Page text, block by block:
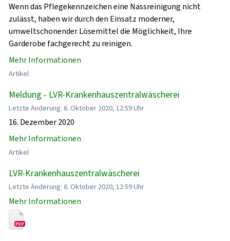
Wenn das Pflegekennzeichen eine Nassreinigung nicht
zulässt, haben wir durch den Einsatz moderner,
umweltschonender Lösemittel die Möglichkeit, Ihre
Garderobe fachgerecht zu reinigen.
Mehr Informationen
Artikel
Meldung - LVR-Krankenhauszentralwäscherei
Letzte Änderung: 6. Oktober 2020, 12:59 Uhr
16. Dezember 2020
Mehr Informationen
Artikel
LVR-Krankenhauszentralwäscherei
Letzte Änderung: 6. Oktober 2020, 12:59 Uhr
Mehr Informationen